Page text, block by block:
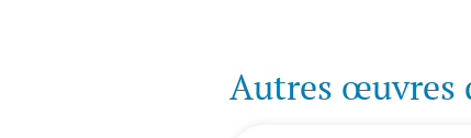
Autres œuvres